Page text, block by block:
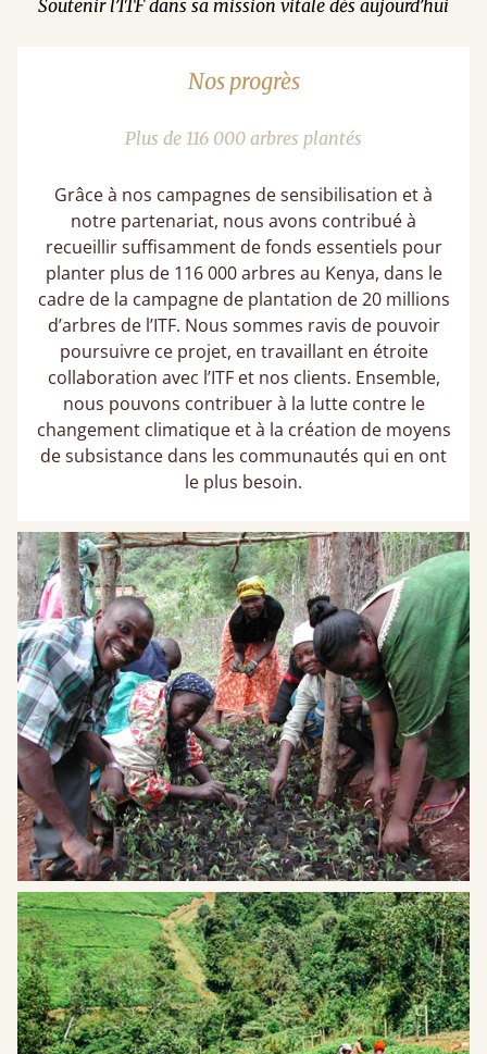
Soutenir l’ITF dans sa mission vitale dès aujourd’hui
Nos progrès
Plus de 116 000 arbres plantés
Grâce à nos campagnes de sensibilisation et à
notre partenariat, nous avons contribué à
recueillir suffisamment de fonds essentiels pour
planter plus de 116 000 arbres au Kenya, dans le
cadre de la campagne de plantation de 20 millions
d’arbres de l’ITF. Nous sommes ravis de pouvoir
poursuivre ce projet, en travaillant en étroite
collaboration avec l’ITF et nos clients. Ensemble,
nous pouvons contribuer à la lutte contre le
changement climatique et à la création de moyens
de subsistance dans les communautés qui en ont
le plus besoin.